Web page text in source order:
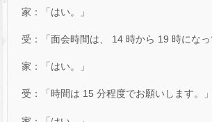
家：「はい。」
受：「面会時間は、 14 時から 19 時になっ
家：「はい。」
受：「時間は 15 分程度でお願いします。」